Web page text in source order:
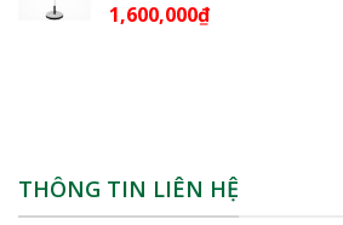
1,600,000₫
THÔNG TIN LIÊN HỆ